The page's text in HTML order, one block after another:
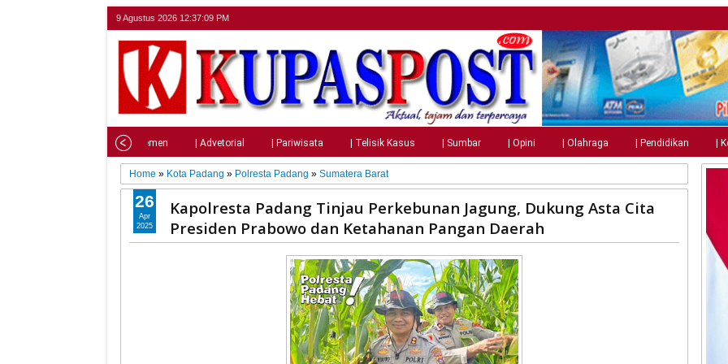
9 Agustus 2026 12:37:10 PM
| Parlemen | Advetorial | Pariwisata | Telisik Kasus | Sumbar | Opini | Olahraga | Pendidikan |
Home » Kota Padang » Polresta Padang »Sumatera Barat
Kapolresta Padang Tinjau Perkebunan Jagung, Dukung Asta Cita
Presiden Prabowo dan Ketahanan Pangan Daerah
26
Apr
2025